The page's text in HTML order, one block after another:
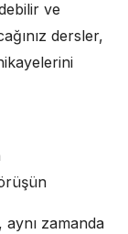
ve
dersler,
zamanda